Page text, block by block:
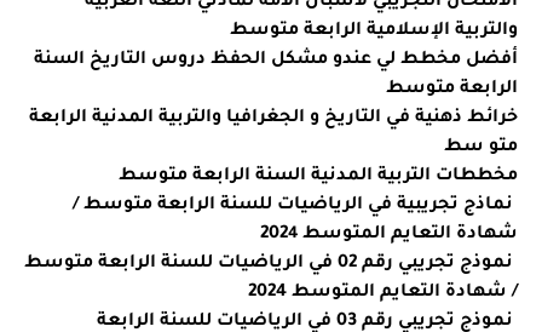
والتربية الإسلامية الرابعة متوسط
أفضل مخطط لي عندو مشكل الحفظ دروس التاريخ السنة
الرابعة متوسط
خرائط ذهنية في التاريخ و الجغرافيا والتربية المدنية الرابعة
متو سط
مخططات التربية المدنية السنة الرابعة متوسط
نماذج تجريبية في الرياضيات للسنة الرابعة متوسط /
شهادة التعايم المتوسط 202 4
نموذج تجريبي رقم 02 في الرياضيات للسنة الرابعة متوسط
/ شهادة التعايم المتوسط 202 4
نموذج تجريبي رقم 03 في الرياضيات للسنة الرابعة